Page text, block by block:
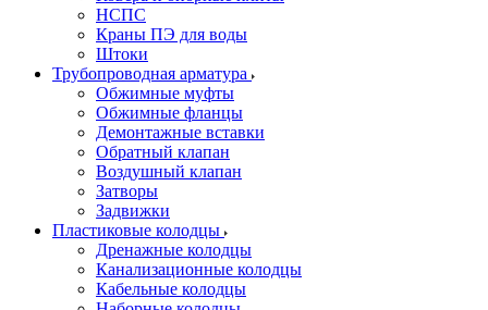
НСПС
Краны ПЭ для воды
Штоки
Трубопроводная арматура
Обжимные муфты
Обжимные фланцы
Демонтажные вставки
Обратный клапан
Воздушный клапан
Затворы
Задвижки
Пластиковые колодцы
Дренажные колодцы
Канализационные колодцы
Кабельные колодцы